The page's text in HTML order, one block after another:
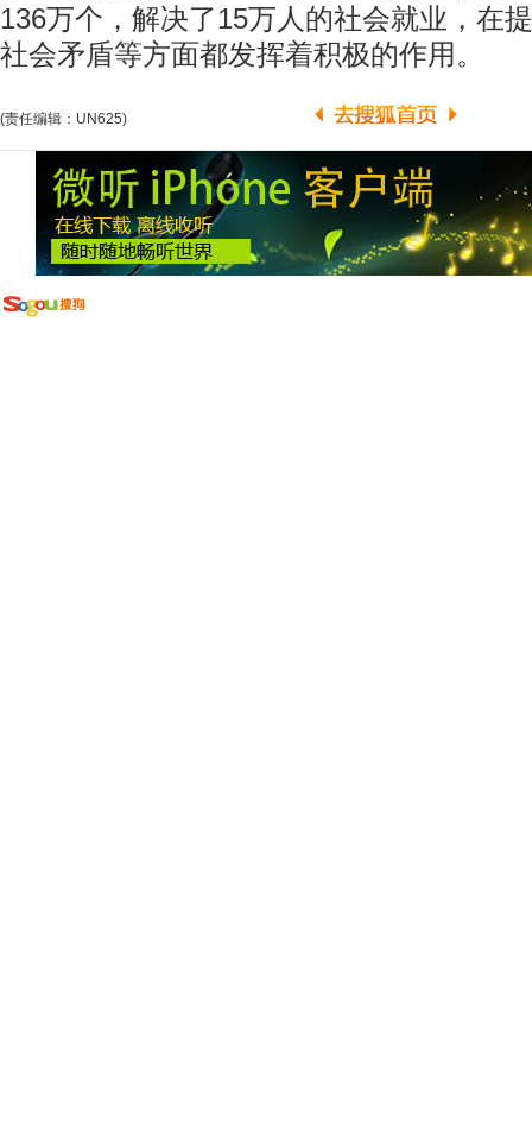
136万个，解决了15万人的社会就业，在
社会矛盾等方面都发挥着积极的作用。
(责任编辑：UN625)